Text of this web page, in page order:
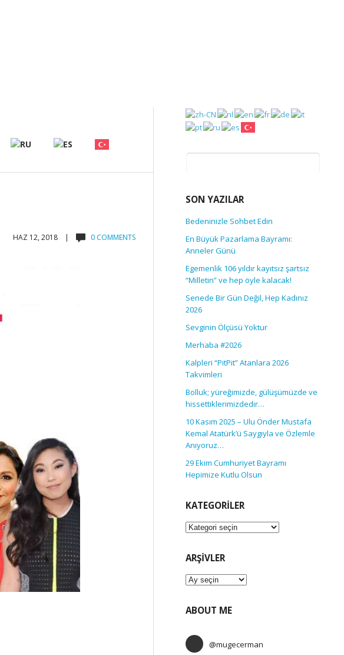
HAZ 12, 2018 | 0 COMMENTS
Arama:
SON YAZILAR
Bedeninizle Sohbet Edin
En Büyük Pazarlama Bayramı:
Anneler Günü
Egemenlik 106 yıldır kayıtsız şartsız
“Milletin” ve hep öyle kalacak!
Senede Bir Gün Değil, Hep Kadınız
2026
Sevginin Ölçüsü Yoktur
Merhaba #2026
Kalpleri “PitPit” Atanlara 2026
Takvimleri
Bolluk; yüreğimizde, gülüşümüzde ve
hissettiklerimizdedir…
10 Kasım 2025 – Ulu Önder Mustafa
Kemal Atatürk’ü Saygıyla ve Özlemle
Anıyoruz…
29 Ekim Cumhuriyet Bayramı
Hepimize Kutlu Olsun
KATEGORILER
Kategoriler
ARŞIVLER
Arşivler
ABOUT ME
@mugecerman